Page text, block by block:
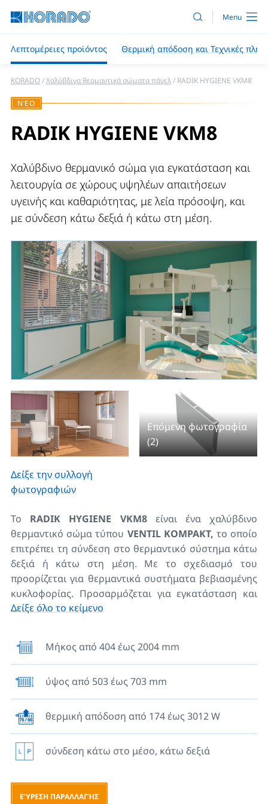
Λεπτομέρειες προϊόντος Θερμική απόδοση και Τεχνικές
KORADO Χαλύβδινα θερμαντικά σώματα πάνελ RADIK HYGIENE VKM8
ΝΈΟ
RADIK HYGIENE VKM8
Χαλύβδινο θερμανικό σώμα για εγκατάσταση και
λειτουργία σε χώρους υψηλέων απαιτήσεων
υγεινής και καθαριότητας, με λεία πρόσοψη, και
με σύνδεση κάτω δεξιά ή κάτω στη μέση.
Επόμενη φωτογραφία
(2)
Δείξε την συλλογή
φωτογραφιών
Το RADIK HYGIENE VKM8είναι ένα χαλύβδινο
θερμαντικό σώμα τύπου VENTIL KOMPAKT, το οποίο
επιτρέπει τη σύνδεση στο θερμαντικό σύστημα κάτω
δεξιά ή κάτω στη μέση. Με το σχεδιασμό του
προορίζεται για θερμαντικά συστήματα βεβιασμένης
κυκλοφορίας. Προσαρμόζεται για εγκατάσταση και
λειτουργία σε χώρους με υψηλές απαιτήσεις υγεινής
μαίανδρο. Τα
και ειδικά σχεδιασμένα προστατευτικά άκρα,
καλύπτοντας τις πάνω και τις πλευρικές ενώσεις της
μπροστινής επιφάνειας, καθώς επίσης και το πρώτο
και τρίτο πάνελ στους τύπους 20S και 30. Για
ευκολότερο καθαρισμό υπάρχει μεγαλύτερη
απόσταση μεταξύ των πάνελ στον τύπο 20S (βάθος
καλοριφέρ B = 102 mm) σε σύγκριση με τον βασικο
τύπο 20 (B = 66 mm). Στο πίσω μέρος του σώματος
γαντζάκια, ενώ τα καλοριφέρ με μήκος 1800mm και
Δείξε όλο το κείμενο
Μήκος από 404 έως 2004 mm
ύψος από 503 έως 703 mm
θερμική απόδοση από 174 έως 3012 W
σύνδεση κάτω στο μέσο, κάτω δεξιά
ΕΎΡΕΣΗ ΠΑΡΑΛΛΑΓΉΣ